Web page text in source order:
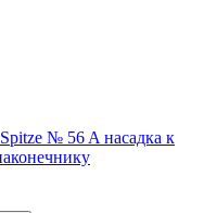
№ 56 A насадка к